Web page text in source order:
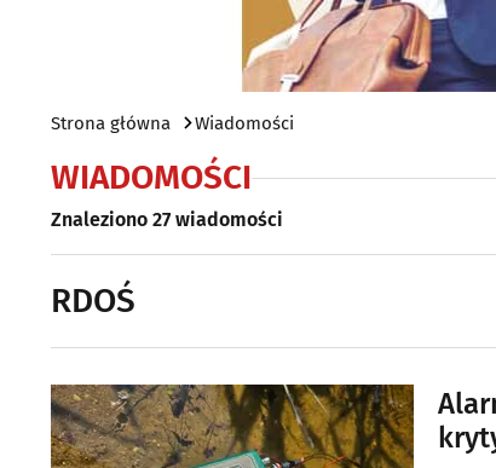
Strona główna Wiadomości
WIADOMOŚCI
Znaleziono 27 wiadomości
RDOŚ